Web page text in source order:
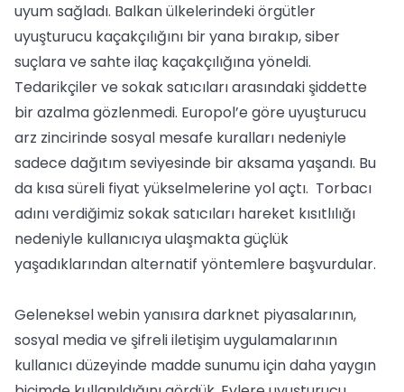
uyum sağladı. Balkan ülkelerindeki örgütler
uyuşturucu kaçakçılığını bir yana bırakıp, siber
suçlara ve sahte ilaç kaçakçılığına yöneldi.
Tedarikçiler ve sokak satıcıları arasındaki şiddette
bir azalma gözlenmedi. Europol’e göre uyuşturucu
arz zincirinde sosyal mesafe kuralları nedeniyle
sadece dağıtım seviyesinde bir aksama yaşandı. Bu
da kısa süreli fiyat yükselmelerine yol açtı. Torbacı
adını verdiğimiz sokak satıcıları hareket kısıtlılığı
nedeniyle kullanıcıya ulaşmakta güçlük
yaşadıklarından alternatif yöntemlere başvurdular.
Geleneksel webin yanısıra darknet piyasalarının,
sosyal media ve şifreli iletişim uygulamalarının
kullanıcı düzeyinde madde sunumu için daha yaygın